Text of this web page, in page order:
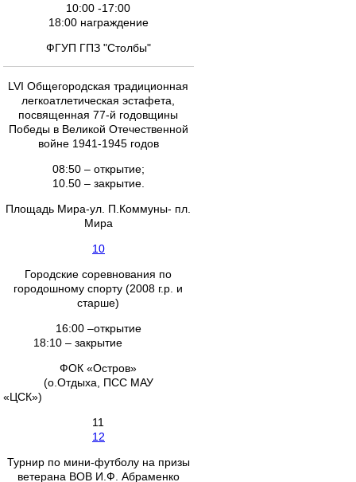
10:00 -17:00
18:00 награждение
ФГУП ГПЗ "Столбы"
LVI Общегородская традиционная
легкоатлетическая эстафета,
посвященная 77-й годовщины
Победы в Великой Отечественной
войне 1941-1945 годов
08:50 – открытие;
10.50 – закрытие.
Площадь Мира-ул. П.Коммуны- пл.
Мира
10
Городские соревнования по
городошному спорту (2008 г.р. и
старше)
16:00 –открытие
18:10 – закрытие
ФОК «Остров»
(о.Отдыха, ПСС МАУ
«ЦСК»)
11
12
Турнир по мини-футболу на призы
ветерана ВОВ И.Ф. Абраменко